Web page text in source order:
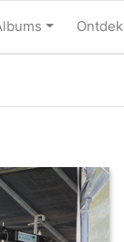
Ontdek